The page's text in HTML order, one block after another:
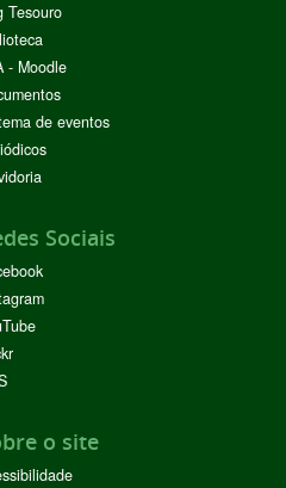
Tesouro
- Moodle
de eventos
Sociais
o site